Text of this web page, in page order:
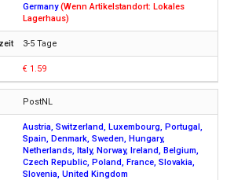
Germany(Wenn Artikelstandort: Lokales
Lagerhaus)
3-5 Tage
€ 1.59
PostNL
Austria, Switzerland, Luxembourg, Portugal,
Spain, Denmark, Sweden, Hungary,
Netherlands, Italy, Norway, Ireland, Belgium,
Czech Republic, Poland, France, Slovakia,
Slovenia, United Kingdom